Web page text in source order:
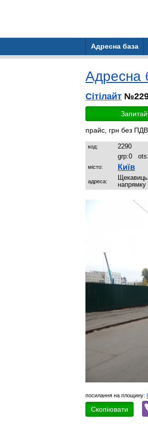
Адресна база
Адресна
Сітілайт
прайс, грн без
код:
2290
grp:0 ots:
місто: Київ
адреса:
посилання на площину:
Скопіювати